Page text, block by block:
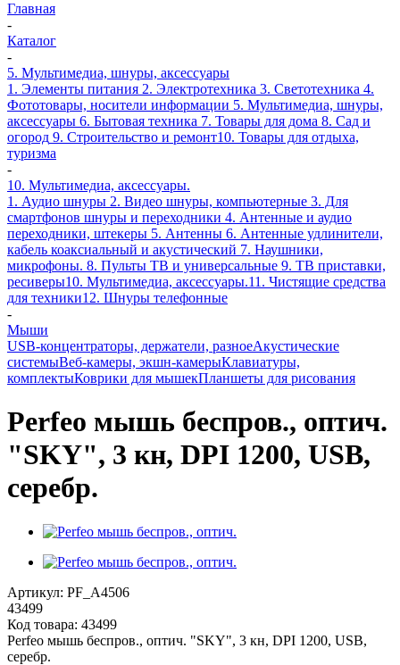
Главная
-
Каталог
-
5. Мультимедиа, шнуры, аксессуары
1. Элементы питания 2. Электротехника 3. Светотехника 4.
Фототовары, носители информации 5. Мультимедиа, шнуры,
аксессуары 6. Бытовая техника 7. Товары для дома 8. Сад и
огород 9. Строительство и ремонт10. Товары для отдыха,
туризма
-
10. Мультимедиа, аксессуары.
1. Аудио шнуры 2. Видео шнуры, компьютерные 3. Для
смартфонов шнуры и переходники 4. Антенные и аудио
переходники, штекеры 5. Антенны 6. Антенные удлинители,
кабель коаксиальный и акустический 7. Наушники,
микрофоны. 8. Пульты ТВ и универсальные 9. ТВ приставки,
ресиверы10. Мультимедиа, аксессуары.11. Чистящие средства
для техники12. Шнуры телефонные
-
Мыши
USB-концентраторы, держатели, разноеАкустические
системыВеб-камеры, экшн-камерыКлавиатуры,
комплектыКоврики для мышекПланшеты для рисования
Perfeo мышь беспров., оптич.
"SKY", 3 кн, DPI 1200, USB,
серебр.
Артикул: PF_A4506
43499
Код товара: 43499
Perfeo мышь беспров., оптич. "SKY", 3 кн, DPI 1200, USB,
серебр.